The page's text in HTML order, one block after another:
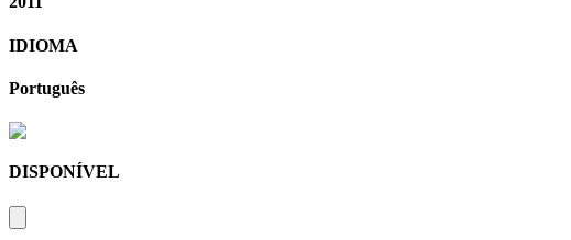
IDIOMA
Português
DISPONÍVEL